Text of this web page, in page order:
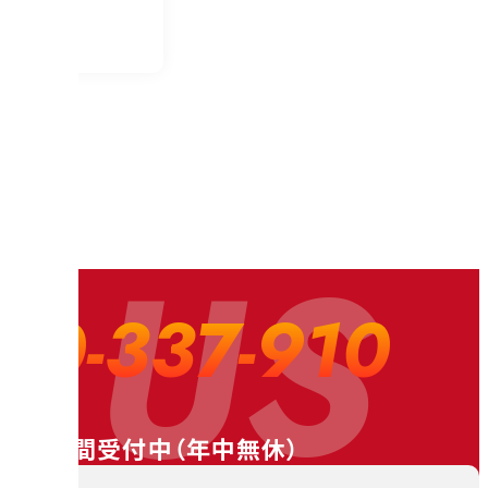
US
337-910
24時間受付中（年中無休）